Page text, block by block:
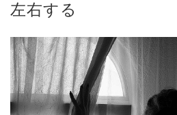
左右する